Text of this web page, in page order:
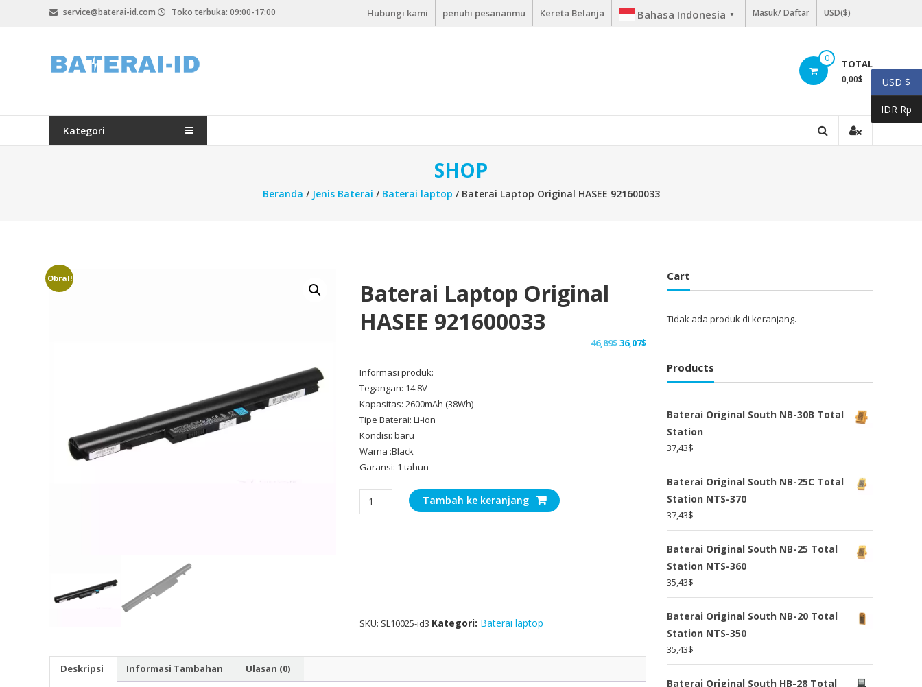
service@baterai-id.com Toko terbuka: 09:00-17:00 Hubungi kami penuhi pesananmu Kereta Belanja Bahasa Indonesia ▼ Masuk/ Daftar USD($)
bateria-
id.com
0 TOTAL
0,00$
Kategori
SHOP
Beranda / Jenis Baterai / Baterai laptop / Baterai Laptop Original HASEE 921600033
Obral!
Baterai Laptop Original
HASEE 921600033
46,89$Harga
36,07$Harga
Informasi produk:
Tegangan: 14.8V
Kapasitas: 2600mAh (38Wh)
Tipe Baterai: Li-ion
Kondisi: baru
Warna :Black
Garansi: 1 tahun
Baterai
Tambah ke keranjang
SKU: SL10025-id3 Kategori: Baterai laptop
Deskripsi Informasi Tambahan Ulasan (0)
Cart
Tidak ada produk di keranjang.
Products
Baterai Original South NB-30B Total
Station
37,43$
Baterai Original South NB-25C Total
Station NTS-370
37,43$
Baterai Original South NB-25 Total
Station NTS-360
35,43$
Baterai Original South NB-20 Total
Station NTS-350
35,43$
Baterai Original South HB-28 Total
USD $
IDR Rp